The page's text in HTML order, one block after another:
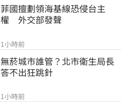
菲國擅劃領海基線恐侵台主
權　外交部發聲
1小時前
無菸城市誰管？北市衛生局長
答不出狂跳針
1小時前